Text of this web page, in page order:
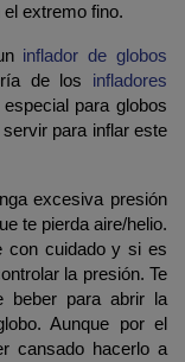
extremo fino.
inflador de globos
de los infladores
para globos
para inflar este
excesiva presión
te pierda aire/helio.
con cuidado y si es
la presión. Te
beber para abrir la
Aunque por el
cansado hacerlo a